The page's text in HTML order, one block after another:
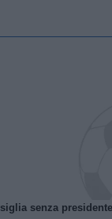
senza presidente